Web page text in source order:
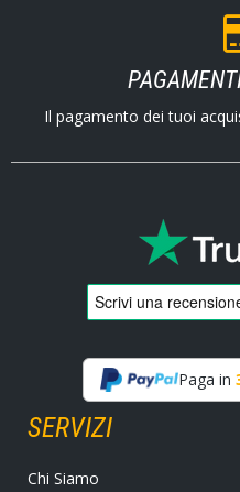
Il pagamento dei tuoi
Paga in
SERVIZI
Chi Siamo